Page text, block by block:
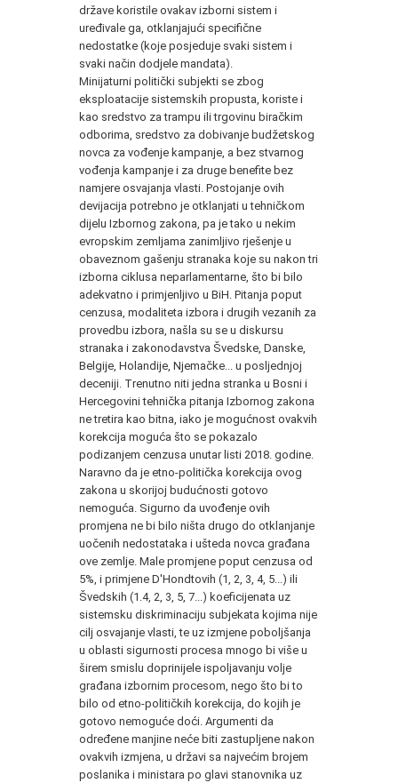
države koristile ovakav izborni sistem i
uređivale ga, otklanjajući specifične
nedostatke (koje posjeduje svaki sistem i
svaki način dodjele mandata).
Minijaturni politički subjekti se zbog
eksploatacije sistemskih propusta, koriste i
kao sredstvo za trampu ili trgovinu biračkim
odborima, sredstvo za dobivanje budžetskog
novca za vođenje kampanje, a bez stvarnog
vođenja kampanje i za druge benefite bez
namjere osvajanja vlasti. Postojanje ovih
devijacija potrebno je otklanjati u tehničkom
dijelu Izbornog zakona, pa je tako u nekim
evropskim zemljama zanimljivo rješenje u
obaveznom gašenju stranaka koje su nakon tri
izborna ciklusa neparlamentarne, što bi bilo
adekvatno i primjenljivo u BiH. Pitanja poput
cenzusa, modaliteta izbora i drugih vezanih za
provedbu izbora, našla su se u diskursu
stranaka i zakonodavstva Švedske, Danske,
Belgije, Holandije, Njemačke... u posljednjoj
deceniji. Trenutno niti jedna stranka u Bosni i
Hercegovini tehnička pitanja Izbornog zakona
ne tretira kao bitna, iako je mogućnost ovakvih
korekcija moguća što se pokazalo
podizanjem cenzusa unutar listi 2018. godine.
Naravno da je etno-politička korekcija ovog
zakona u skorijoj budućnosti gotovo
nemoguća. Sigurno da uvođenje ovih
promjena ne bi bilo ništa drugo do otklanjanje
uočenih nedostataka i ušteda novca građana
ove zemlje. Male promjene poput cenzusa od
5%, i primjene D'Hondtovih (1, 2, 3, 4, 5...) ili
Švedskih (1.4, 2, 3, 5, 7...) koeficijenata uz
sistemsku diskriminaciju subjekata kojima nije
cilj osvajanje vlasti, te uz izmjene poboljšanja
u oblasti sigurnosti procesa mnogo bi više u
širem smislu doprinijele ispoljavanju volje
građana izbornim procesom, nego što bi to
bilo od etno-političkih korekcija, do kojih je
gotovo nemoguće doći. Argumenti da
određene manjine neće biti zastupljene nakon
ovakvih izmjena, u državi sa najvećim brojem
poslanika i ministara po glavi stanovnika uz